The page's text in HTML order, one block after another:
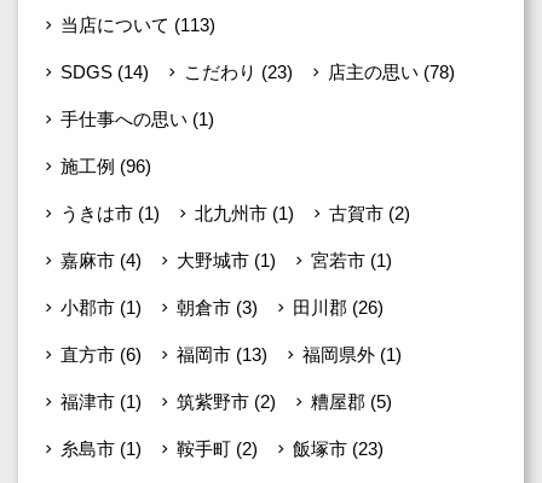
当店について (113)
SDGS (14) こだわり (23) 店主の思い (78)
手仕事への思い (1)
施工例 (96)
うきは市 (1) 北九州市 (1) 古賀市 (2)
嘉麻市 (4) 大野城市 (1) 宮若市 (1)
小郡市 (1) 朝倉市 (3) 田川郡 (26)
直方市 (6) 福岡市 (13) 福岡県外 (1)
福津市 (1) 筑紫野市 (2) 糟屋郡 (5)
糸島市 (1) 鞍手町 (2) 飯塚市 (23)